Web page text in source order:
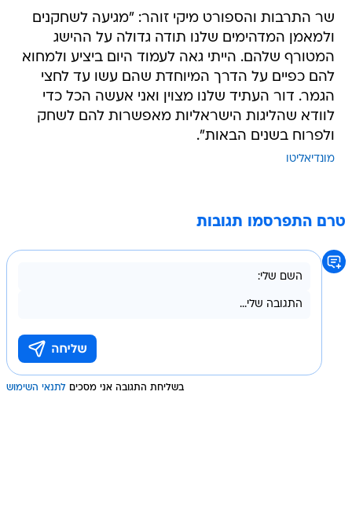
שר התרבות והספורט מיקי זוהר: "מגיעה לשחקנים
ולמאמן המדהימים שלנו תודה גדולה על ההישג
המטורף שלהם. הייתי גאה לעמוד היום ביציע ולמחוא
להם כפיים על הדרך המיוחדת שהם עשו עד לחצי
הגמר. דור העתיד שלנו מצוין ואני אעשה הכל כדי
לוודא שהליגות הישראליות מאפשרות להם לשחק
ולפרוח בשנים הבאות".
מונדיאליטו
טרם התפרסמו תגובות
בשליחת התגובה אני מסכים לתנאי השימוש